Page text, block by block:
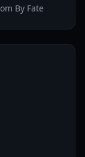
By Fate